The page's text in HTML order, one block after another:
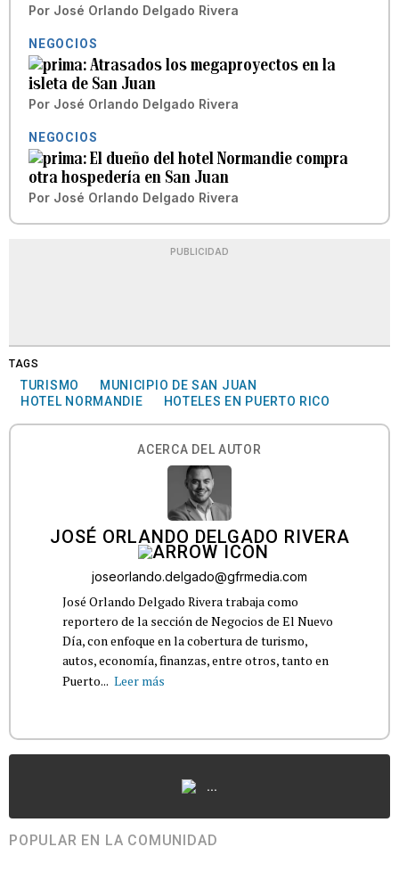
Por José Orlando Delgado Rivera
NEGOCIOS
Atrasados los megaproyectos en la
isleta de San Juan
Por José Orlando Delgado Rivera
NEGOCIOS
El dueño del hotel Normandie compra
otra hospedería en San Juan
Por José Orlando Delgado Rivera
PUBLICIDAD
TAGS
TURISMO
MUNICIPIO DE SAN JUAN
HOTEL NORMANDIE
HOTELES EN PUERTO RICO
ACERCA DEL AUTOR
JOSÉ ORLANDO DELGADO RIVERA
joseorlando.delgado@gfrmedia.com
José Orlando Delgado Rivera trabaja como
reportero de la sección de Negocios de El Nuevo
Día, con enfoque en la cobertura de turismo,
autos, economía, finanzas, entre otros, tanto en
Puerto... Leer más
...
POPULAR EN LA COMUNIDAD